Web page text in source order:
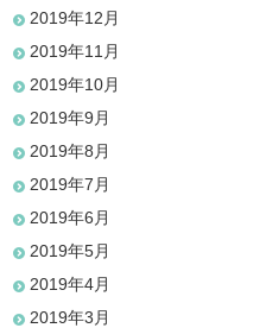
2019年12月
2019年11月
2019年10月
2019年9月
2019年8月
2019年7月
2019年6月
2019年5月
2019年4月
2019年3月